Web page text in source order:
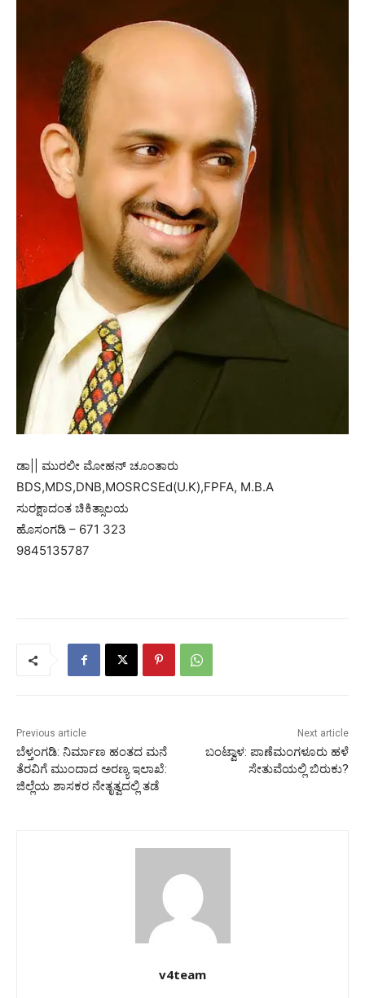
ಡಾ|| ಮುರಲೀ ಮೋಹನ್ ಚೂಂತಾರು
BDS,MDS,DNB,MOSRCSEd(U.K),FPFA, M.B.A
ಸುರಕ್ಷಾದಂತ ಚಿಕಿತ್ಸಾಲಯ
ಹೊಸಂಗಡಿ – 671 323
9845135787
Previous article
ಬೆಳ್ತಂಗಡಿ: ನಿರ್ಮಾಣ ಹಂತದ ಮನೆ
ತೆರವಿಗೆ ಮುಂದಾದ ಅರಣ್ಯ ಇಲಾಖೆ:
ಜಿಲ್ಲೆಯ ಶಾಸಕರ ನೇತೃತ್ವದಲ್ಲಿ ತಡೆ
Next article
ಬಂಟ್ವಾಳ: ಪಾಣೆಮಂಗಳೂರು ಹಳೆ
ಸೇತುವೆಯಲ್ಲಿ ಬಿರುಕು?
v4team